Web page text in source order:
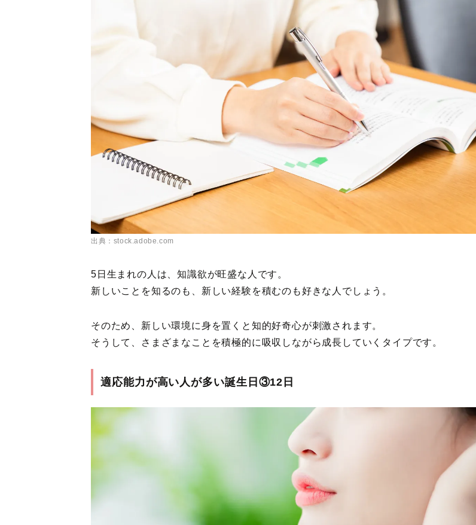
出典：stock.adobe.com
5日生まれの人は、知識欲が旺盛な人です。
新しいことを知るのも、新しい経験を積むのも好きな人でしょう。
そのため、新しい環境に身を置くと知的好奇心が刺激されます。
そうして、さまざまなことを積極的に吸収しながら成長していくタイプです。
適応能力が高い人が多い誕生日③12日